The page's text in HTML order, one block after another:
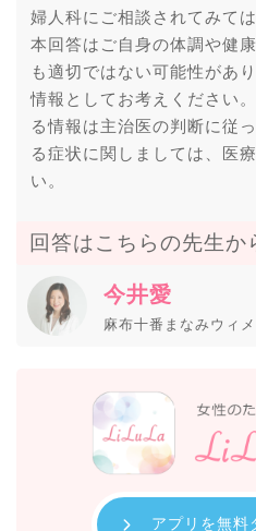
婦人科にご相談されてみて
本回答はご自身の体調や健
も適切ではない可能性があ
情報としてお考えください
る情報は主治医の判断に従
る症状に関しましては、医
い。
回答はこちらの先生か
今井愛
麻布十番まなみウィ
アプリを無料